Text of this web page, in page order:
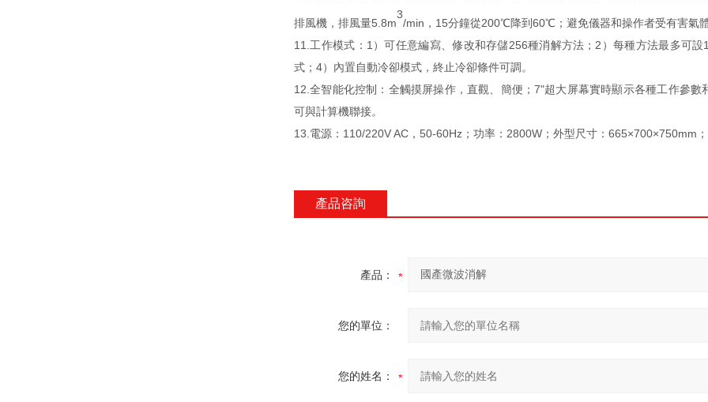
排風機，排風量5.8m
3
/min， 15分鐘從200℃降到60℃；避免儀器和操作者受有害氣體
11.工作模式：1）可任意編寫、修改和存儲256種消解方法；2）每種方法最多可
式；4）內置自動冷卻模式，終止冷卻條件可調。
12.全智能化控制：全觸摸屏操作，直觀、簡便；7"超大屏幕實時顯示各種工作參
可與計算機聯接。
13.電源：110/220V AC，50-60Hz；功率：2800W；外型尺寸：665×700×750mm；
產品咨詢
產品：
您的單位：
您的姓名：